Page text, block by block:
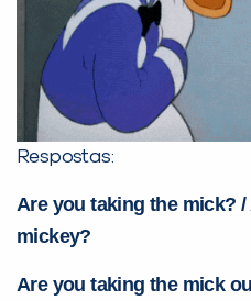
Respostas:
Are you taking the mick?
mickey?
Are you taking the mick